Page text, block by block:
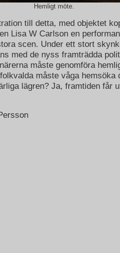
Hemligt möte.
till detta, med objektet
Lisa W Carlson en
scen. Under ett stort
med de nyss framträdda
måste genomföra
måste våga hemsöka
lägren? Ja, framtiden får